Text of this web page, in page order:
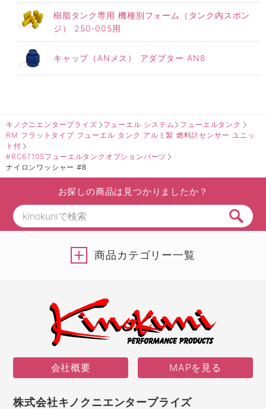
樹脂タンク専用 機種別フォーム（タンク内スポン
ジ） 250-005用
キャップ（ANメス） アダプター AN8
キノクニエンタープライズ フューエル システム
フューエルタンク
RM フラットタイプ フューエル タンク アルミ製 燃料計センサー ユニッ
ト付
#RC6710Sフューエルタンクオプションパーツ
ナイロンワッシャー #8
お探しの商品は見つかりましたか？
商品カテゴリー一覧
会社概要 MAPを見る
株式会社キノクニエンタープライズ